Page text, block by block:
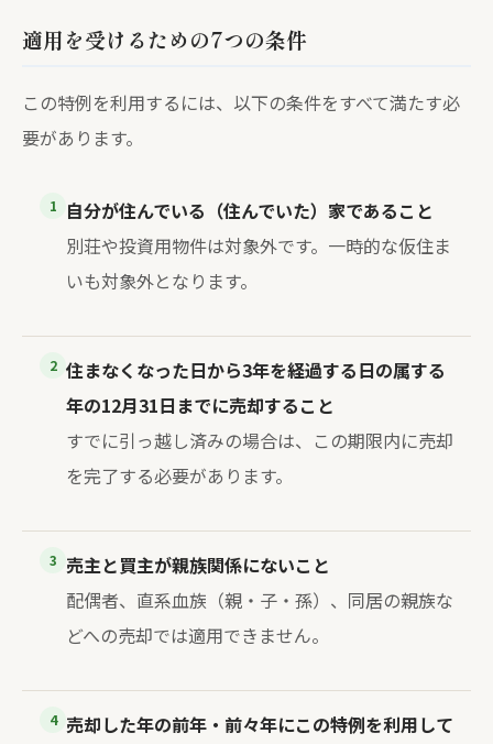
適用を受けるための7つの条件
この特例を利用するには、以下の条件をすべて満たす必
要があります。
1
自分が住んでいる（住んでいた）家であること
別荘や投資用物件は対象外です。一時的な仮住ま
いも対象外となります。
2 住まなくなった日から3年を経過する日の属する
年の12月31日までに売却すること
すでに引っ越し済みの場合は、この期限内に売却
を完了する必要があります。
3 売主と買主が親族関係にないこと
配偶者、直系血族（親・子・孫）、同居の親族な
どへの売却では適用できません。
4 売却した年の前年・前々年にこの特例を利用して